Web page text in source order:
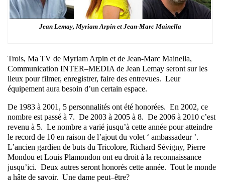
Jean Lemay, Myriam Arpin et Jean-Marc Mainella
Trois, Ma TV de Myriam Arpin et de Jean-Marc Mainella,
Communication INTER–MEDIA de Jean Lemay seront sur les
lieux pour filmer, enregistrer, faire des entrevues. Leur
équipement aura besoin d’un certain espace.
De 1983 à 2001, 5 personnalités ont été honorées. En 2002, ce
nombre est passé à 7. De 2003 à 2005 à 8. De 2006 à 2010 c’est
revenu à 5. Le nombre a varié jusqu’à cette année pour atteindre
le record de 10 en raison de l’ajout du volet ‘ ambassadeur ’.
L’ancien gardien de buts du Tricolore, Richard Sévigny, Pierre
Mondou et Louis Plamondon ont eu droit à la reconnaissance
jusqu’ici. Deux autres seront honorés cette année. Tout le monde
a hâte de savoir. Une dame peut–être?